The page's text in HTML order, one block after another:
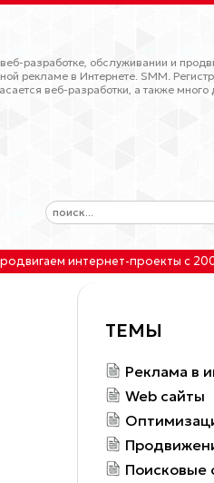
разработке, обслуживании и
рекламе в Интернете. SMM.
веб-разработки, а также
интернет-проекты с
ТЕМЫ
Реклама в
Web сайты
Поисковые